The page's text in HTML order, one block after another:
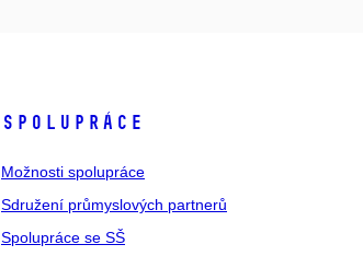
SPOLUPRÁCE
Možnosti spolupráce
Sdružení průmyslových partnerů
Spolupráce se SŠ